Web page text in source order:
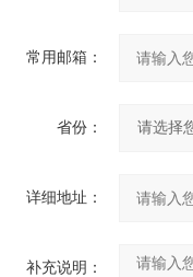
常用邮箱：
省份：
详细地址：
补充说明：